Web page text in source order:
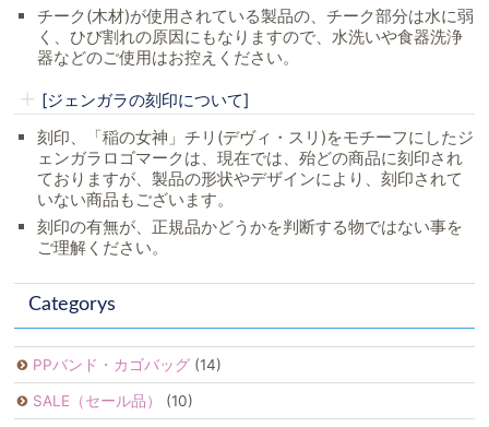
チーク(木材)が使用されている製品の、チーク部分は水に弱
く、ひび割れの原因にもなりますので、水洗いや食器洗浄
器などのご使用はお控えください。
[ジェンガラの刻印について]
刻印、「稲の女神」チリ(デヴィ・スリ)をモチーフにしたジ
ェンガラロゴマークは、現在では、殆どの商品に刻印され
ておりますが、製品の形状やデザインにより、刻印されて
いない商品もございます。
刻印の有無が、正規品かどうかを判断する物ではない事を
ご理解ください。
Categorys
PPバンド・カゴバッグ (14)
SALE（セール品） (10)